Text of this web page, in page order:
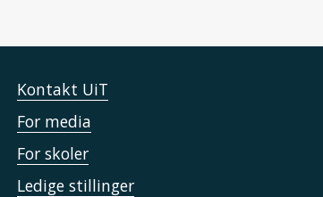
Kontakt UiT
For media
For skoler
Ledige stillinger